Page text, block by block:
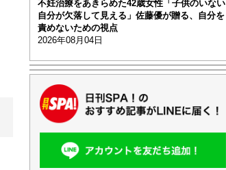
不妊治療をあきらめた42歳女性「子供のいない
自分が欠落して見える」佐藤優が贈る、自分を
責めないための視点
2026年08月04日